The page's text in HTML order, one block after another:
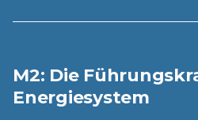
M2: Die
Energiesystem